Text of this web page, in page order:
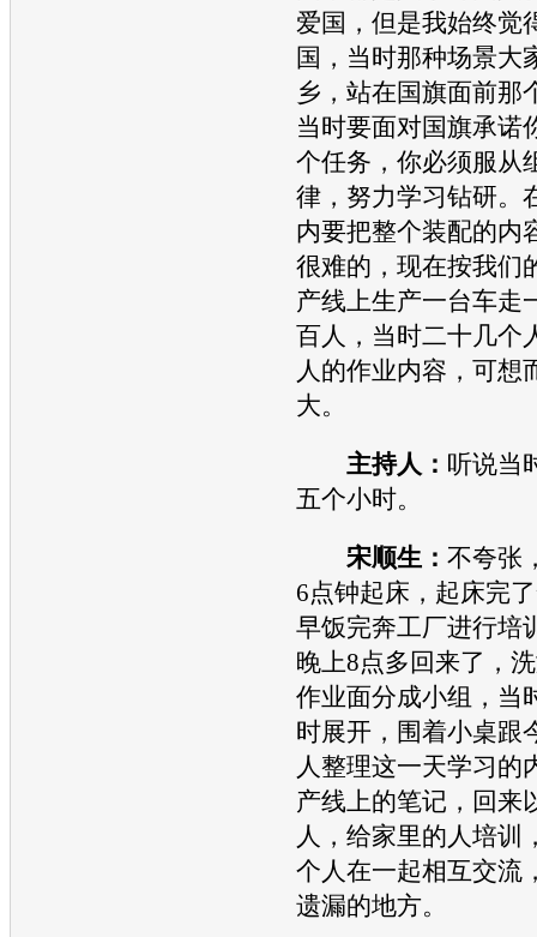
爱国，但是我始终觉
国，当时那种场景大
乡，站在国旗面前
当时要面对国旗承诺
个任务，你必须服从
律，努力学习钻研。
内要把整个装配的内
很难的，现在按我们
产线上生产一台车走
百人，当时二十几个
人的作业内容，可想
大。
主持人： 听说当
五个小时。
宋顺生： 不夸张
6点钟起床，起床完
早饭完奔工厂进行培
晚上8点多回来了，
作业面分成小组，当
时展开，围着小桌跟
人整理这一天学习的
产线上的笔记，回来
人，给家里的人培训
个人在一起相互交流
遗漏的地方。